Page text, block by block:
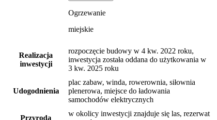
Ogrzewanie
miejskie
Realizacja
inwestycji
rozpoczęcie budowy w 4 kw. 2022 roku,
inwestycja została oddana do użytkowania w
3 kw. 2025 roku
Udogodnienia
plac zabaw, winda, rowerownia, siłownia
plenerowa, miejsce do ładowania
samochodów elektrycznych
Przyroda
w okolicy inwestycji znajduje się las, rezerwat